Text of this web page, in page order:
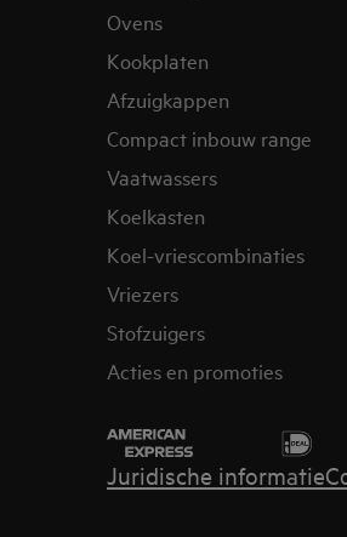
Ovens
Kookplaten
Afzuigkappen
Compact inbouw range
Vaatwassers
Koelkasten
Koel-vriescombinaties
Vriezers
Stofzuigers
Acties en promoties
Juridische informatie